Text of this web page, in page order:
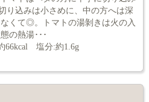
り込みは小さめに、中の方へは深
くて◎。トマトの湯剝きは火の入
の熱湯･･･
66kcal 塩分:約1.6g